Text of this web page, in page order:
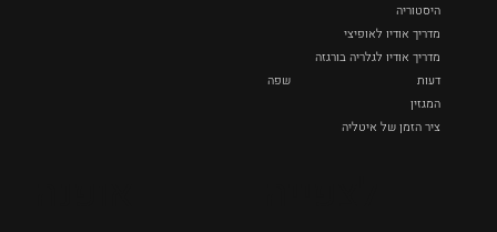
היסטוריה
מדריך אודיו לאופיצי
מדריך אודיו לגלריה בורגזה
דעות
שפה
המגזין
ציר הזמן של איטליה